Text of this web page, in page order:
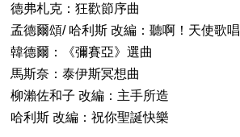
德弗札克：狂歡節序曲
孟德爾頌/ 哈利斯 改編：聽啊！天使歌唱
韓德爾：《彌賽亞》選曲
馬斯奈：泰伊斯冥想曲
柳瀨佐和子 改編：主手所造
哈利斯 改編：祝你聖誕快樂